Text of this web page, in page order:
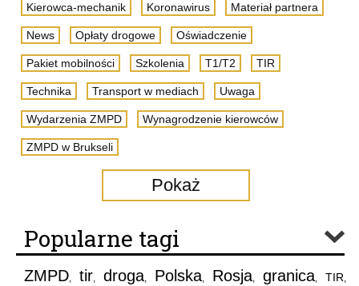
Kierowca-mechanik Koronawirus Materiał partnera
News Opłaty drogowe Oświadczenie
Pakiet mobilności Szkolenia T1/T2 TIR
Technika Transport w mediach Uwaga
Wydarzenia ZMPD Wynagrodzenie kierowców
ZMPD w Brukseli
Pokaż
Popularne tagi
ZMPD, tir, droga, Polska, Rosja, granica, TIR,